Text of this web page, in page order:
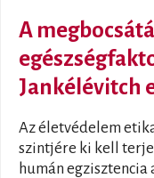
A
Jankélévitch
Az életvédelem
szintjére ki kell
humán